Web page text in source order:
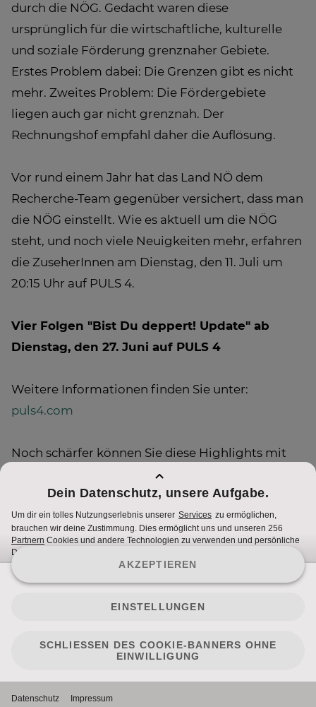
durch die NÖG. Gedacht waren diese
ursprünglich für die wirtschaftliche, kulturelle
und soziale Förderung grenznaher Gebiete.
Erstes Problem dabei: Die Grenzen gibt es nicht
mehr. Zweites Problem: Die Fördergebiete
liegen auch gar nicht grenznah. Der
Rechnungshof empfahl daher die Auflösung.
Vor rund einem Jahr hat das Land NÖ dem
Recherche-Team gegenüber versichert, dass man
die NÖG einstellt. Wie es aktuell um die NÖG
steht, und noch viele Neuigkeiten mehr, erfahren
die ZuseherInnen am Dienstag, den 11. Juli um
20:15 Uhr auf PULS 4.
Vier Folgen "Bist Du deppert! Update" ab
Dienstag, den 27. Juni auf PULS 4
Weitere Informationen finden Sie unter:
puls4.com
Noch schärfer können Sie diese Highlights mit
genießen. Alle Infos zum Empfang
finden Sie aufHDinfo.at.
Nutzungsbedingungen
Cookie Hinweise
Impressum
2023 - ProSiebenSat.1 PULS 4. All rights reserved.